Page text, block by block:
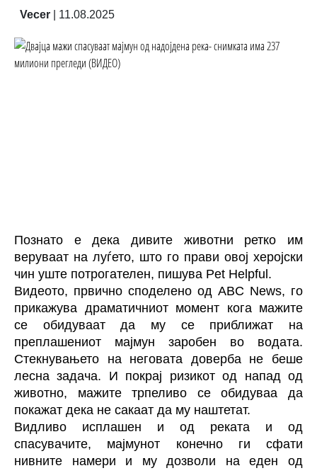
Vecer 11.08.2025
Познато е дека дивите животни ретко им
веруваат на луѓето, што го прави овој херојски
чин уште потрогателен, пишува Pet Helpful.
Видеото, првично споделено од ABC News, го
прикажува драматичниот момент кога мажите
се обидуваат да му се приближат на
преплашениот мајмун заробен во водата.
Стекнувањето на неговата доверба не беше
лесна задача. И покрај ризикот од напад од
животно, мажите трпеливо се обидуваа да
покажат дека не сакаат да му наштетат.
Видливо исплашен и од реката и од
спасувачите, мајмунот конечно ги сфати
нивните намери и му дозволи на еден од